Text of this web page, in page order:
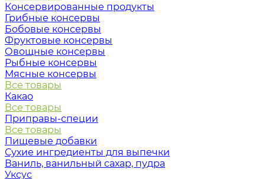
Консервированные продукты
Грибные консервы
Бобовые консервы
Фруктовые консервы
Овощные консервы
Рыбные консервы
Мясные консервы
Все товары
Какао
Все товары
Приправы-специи
Все товары
Пищевые добавки
Сухие ингредиенты для выпечки
Ваниль, ванильный сахар, пудра
Уксус